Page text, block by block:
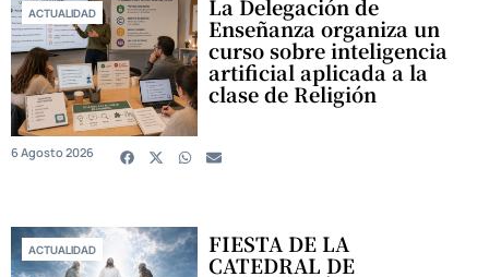
ACTUALIDAD La Delegación de
Enseñanza organiza un
curso sobre inteligencia
artificial aplicada a la
clase de Religión
6 Agosto 2026
ACTUALIDAD FIESTA DE LA
CATEDRAL DE